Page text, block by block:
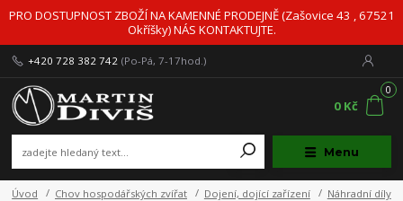
PRO DOSTUPNOST ZBOŽÍ NA KAMENNÉ PRODEJNĚ (Zašovice 43 , 67521
Okříšky) NÁS KONTAKTUJTE.
Menu
+420 728 382 742 (Po-Pá, 7-17hod.)
0
0 Kč
Úvod Chov hospodářských zvířat Dojení, dojící zařízení
Náhradní díly